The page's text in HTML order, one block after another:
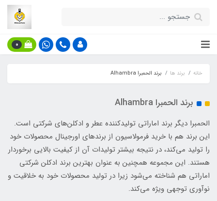
0
خانه برند ها برند الحمبرا Alhambra
برند الحمبرا Alhambra
الحمبرا دیگر برند اماراتی تولیدکننده عطر و ادکلن‌های شرکتی است.
این برند هم با خرید فرمولاسیون از برندهای اورجینال محصولات خود
را تولید می‌کند، در نتیجه بیشتر تولیدات آن از کیفیت بالایی برخوردار
هستند. این مجموعه همچنین به عنوان بهترین برند ادکلن شرکتی
اماراتی هم شناخته می‌شود زیرا در تولید محصولات خود به خلاقیت و
نوآوری توجهی ویژه می‌کند.